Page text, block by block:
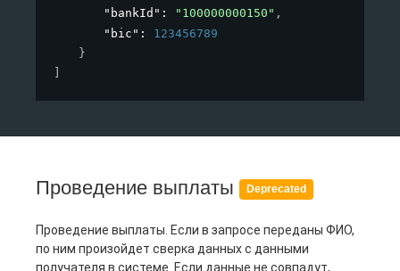
"bankId" : "100000000150" ,
"bic" : 123456789
}
Проведение выплаты Deprecated
Проведение выплаты. Если в запросе переданы ФИО,
по ним произойдет сверка данных с данными
получателя в системе. Если данные не совпадут,